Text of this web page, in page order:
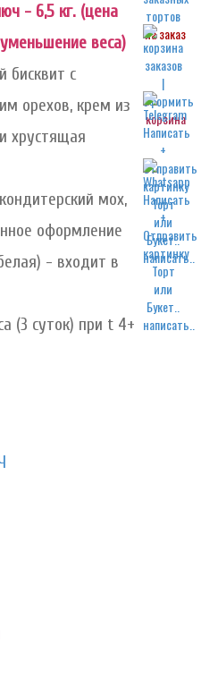
на заказ
корзина
написать..
написать..
- 6,5 кг. (цена
веса)
бисквит с
орехов, крем из
хрустящая
мох,
оформление
- входит в
(3 суток) при t 4+